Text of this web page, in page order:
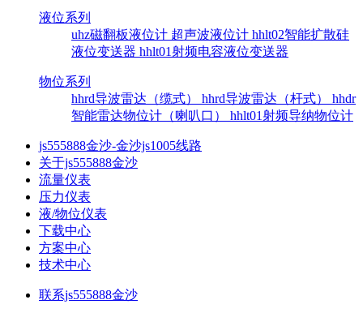
液位系列
uhz磁翻板液位计 超声波液位计 hhlt02智能扩散硅
液位变送器 hhlt01射频电容液位变送器
物位系列
hhrd导波雷达（缆式） hhrd导波雷达（杆式） hhdr
智能雷达物位计（喇叭口） hhlt01射频导纳物位计
js555888金沙-金沙js1005线路
关于js555888金沙
流量仪表
压力仪表
液/物位仪表
下载中心
方案中心
技术中心
联系js555888金沙